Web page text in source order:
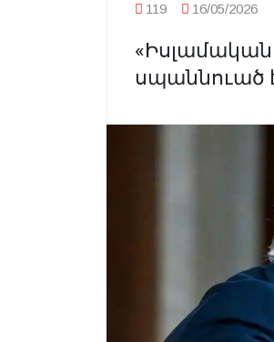
119 16/05/2026
սպաննուած